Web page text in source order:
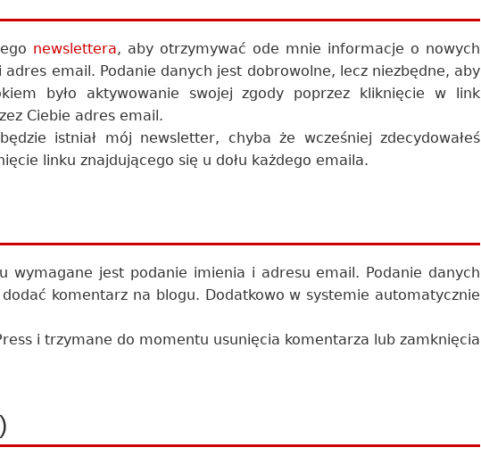
newslettera, aby otrzymywać ode mnie informacje o nowych
email. Podanie danych jest dobrowolne, lecz niezbędne, aby
było aktywowanie swojej zgody poprzez kliknięcie w link
Ciebie adres email.
istniał mój newsletter, chyba że wcześniej zdecydowałeś
linku znajdującego się u dołu każdego emaila.
wymagane jest podanie imienia i adresu email. Podanie danych
komentarz na blogu. Dodatkowo w systemie automatycznie
i trzymane do momentu usunięcia komentarza lub zamknięcia